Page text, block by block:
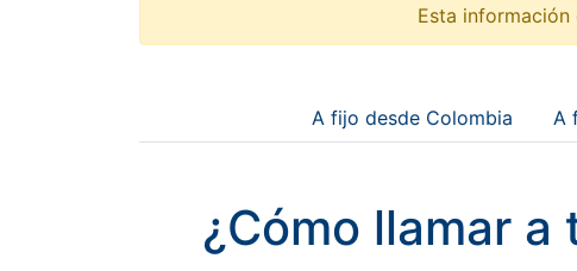
Esta
A fijo desde Colombia A
¿Cómo llamar